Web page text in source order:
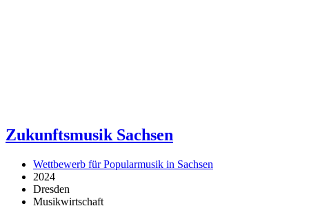
Zukunftsmusik Sachsen
Wettbewerb für Popularmusik in Sachsen
2024
Dresden
Musikwirtschaft